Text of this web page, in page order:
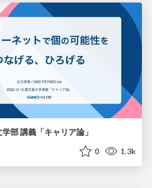
部 講義「キャリア論」
0 1.3k